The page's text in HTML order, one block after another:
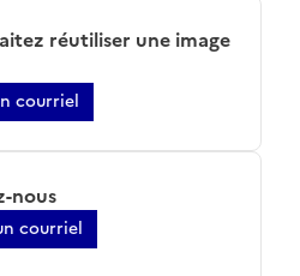
réutiliser une image
courriel
nous
courriel